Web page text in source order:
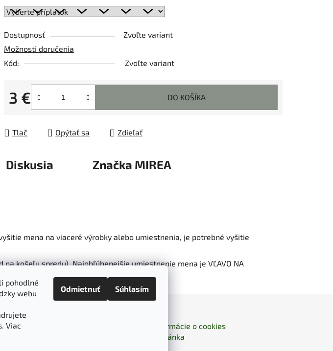
pohodlné
webu
Viac
Odmietnuť Súhlasím
Dostupnosť
Zvoľte variant
Možnosti doručenia
Kód:
Zvoľte variant
3 €
Jednotková cena:
DO KOŠÍKA
Tlač Opýtať sa Zdieľať
Diskusia Značka MIREA
mena na viaceré výrobky alebo umiestnenia, je potrebné vyšitie
košeľu spredu). Najobľúbenejšie umiestnenie mena je VĽAVO NA
Ochrana osobných údajov
Informácie o cookies
MIREA - domovská stránka